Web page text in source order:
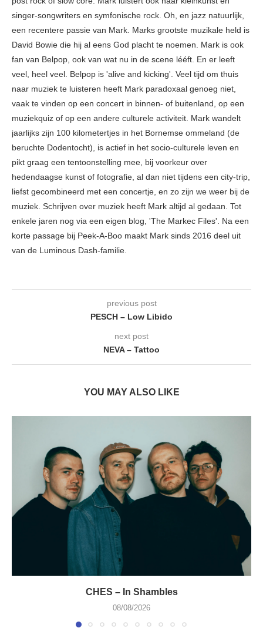
singer-songwriters en symfonische rock. Oh, en jazz natuurlijk,
een recentere passie van Mark. Marks grootste muzikale held is
David Bowie die hij al eens God placht te noemen. Mark is ook
fan van Belpop, ook van wat nu in de scene lééft. En er leeft
veel, heel veel. Belpop is 'alive and kicking'. Veel tijd om thuis
naar muziek te luisteren heeft Mark paradoxaal genoeg niet,
vaak te vinden op een concert in binnen- of buitenland, op een
muziekquiz of op een andere culturele activiteit. Mark wandelt
jaarlijks zijn 100 kilometertjes in het Bornemse ommeland (de
beruchte Dodentocht), is actief in het socio-culturele leven en
pikt graag een tentoonstelling mee, bij voorkeur over
hedendaagse kunst of fotografie, al dan niet tijdens een city-trip,
liefst gecombineerd met een concertje, en zo zijn we weer bij de
muziek. Schrijven over muziek heeft Mark altijd al gedaan. Tot
enkele jaren nog via een eigen blog, 'The Markec Files'. Na een
korte passage bij Peek-A-Boo maakt Mark sinds 2016 deel uit
van de Luminous Dash-familie.
previous post
PESCH – Low Libido
next post
NEVA – Tattoo
YOU MAY ALSO LIKE
CHES – In Shambles
08/08/2026